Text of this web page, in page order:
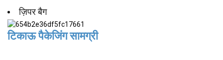
ज़िपर बैग
टिकाऊ पैकेजिंग सामग्री